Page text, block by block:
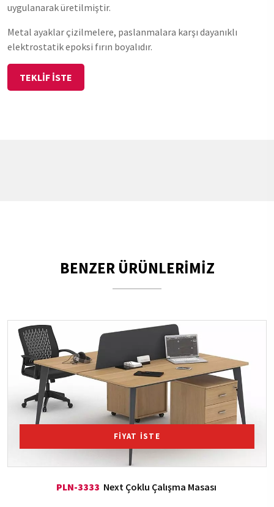
uygulanarak üretilmiştir.
Metal ayaklar çizilmelere, paslanmalara karşı dayanıklı
elektrostatik epoksi fırın boyalıdır.
TEKLİF İSTE
BENZER ÜRÜNLERİMİZ
FİYAT İSTE
PLN-3333 Next Çoklu Çalışma Masası